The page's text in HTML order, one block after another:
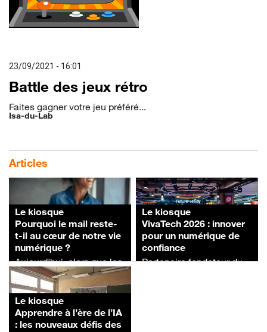
23/09/2021 - 16:01
Battle des jeux rétro
Faites gagner votre jeu préféré...
Isa-du-Lab
Articles
Le kiosque
Pourquoi le mail reste-
t-il au cœur de notre vie
numérique ?
Aujourd'hui, alors que les
messageries
instantanées et les
réseaux sociaux
occupent une place
croissante dans nos
Le kiosque
VivaTech 2026 : innover
pour un numérique de
confiance
Partenaire fondateur du
Le kiosque
Apprendre à l’ère de l’IA
: les nouveaux défis des